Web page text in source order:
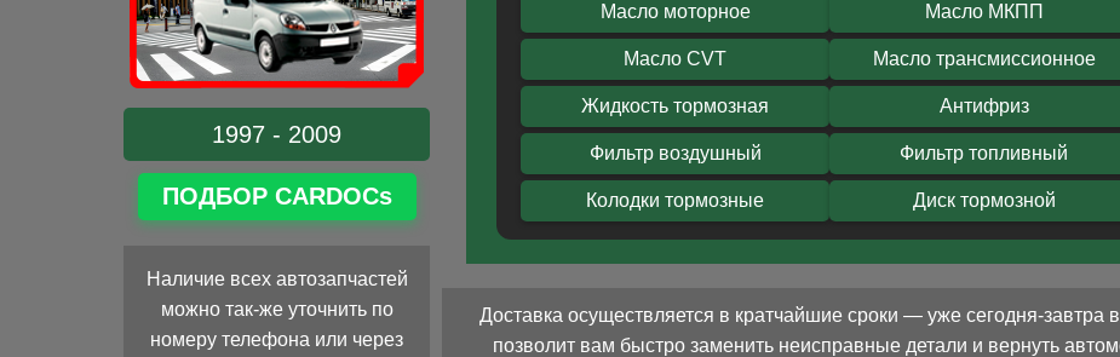
1997 - 2009
ПОДБОР CARDOCs
Наличие всех автозапчастей
можно так-же уточнить по
номеру телефона или через
Масло моторное Масло МКПП
Масло CVT Масло трансмиссионное
Жидкость тормозная Антифриз
Фильтр воздушный Фильтр топливный
Колодки тормозные Диск тормозной
Доставка осуществляется в кратчайшие сроки — уже сегодня-завтра
позволит вам быстро заменить неисправные детали и вернуть